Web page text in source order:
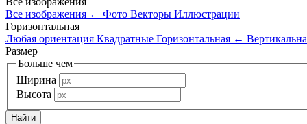
Все изображения ← Фото Векторы Иллюстрации
Горизонтальная
Любая ориентация Квадратные Горизонтальная ←
Размер
Больше чем
Ширина
Высота